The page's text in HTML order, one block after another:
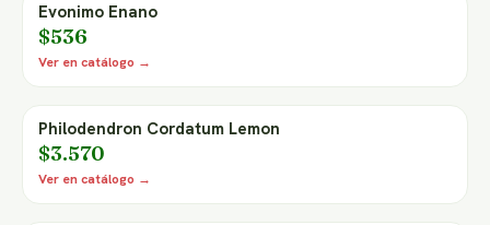
Evonimo Enano
$536
Ver en catálogo →
Philodendron Cordatum Lemon
$3.570
Ver en catálogo →